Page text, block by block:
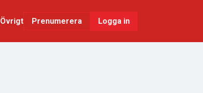
Övrigt Prenumerera Logga in